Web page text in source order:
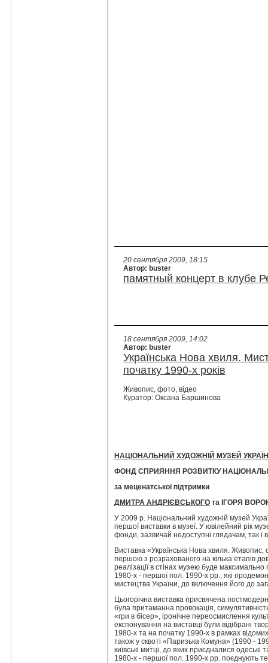
20 сентября 2009, 18:15
Автор: buster
памятный концерт в клубе
18 сентября 2009, 14:02
Автор: buster
Українська Нова хвиля.
початку 1990-х років
Живопис, фото, відео
Куратор: Оксана Баршинова
НАЦІОНАЛЬНИЙ ХУДОЖНІЙ МУЗЕЙ
ФОНД СПРИЯННЯ РОЗВИТКУ
за меценатської підтримки
ДМИТРА АНДРІЄВСЬКОГО та ІГОРЯ
У 2009 р. Національний художній музей
першої виставки в музеї. У ювілейний рік
фонди, зазвичай недоступні глядачам, так і
Виставка «Українська Нова хвиля.
першою з розрахованого на кілька етапів
реалізації в стінах музею буде
1980-х - першої пол. 1990-х рр., які
мистецтва України, до включення його до
Цьогорічна виставка присвячена
була притаманна провокація,
«гри в бісер», іронічне переосмислення
експонування на виставці були відібрані
1980-х та на початку 1990-х в рамках
також у сквоті «Паризька Комуна» (1990 -
київські митці, до яких приєдналися одеські
1980-х - першої пол. 1990-х рр. поєднують